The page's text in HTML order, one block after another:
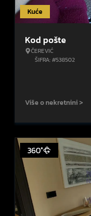
Kuće
Kod pošte
ČEREVIĆ
ŠIFRA: #538502
Više o nekretnini >
360°